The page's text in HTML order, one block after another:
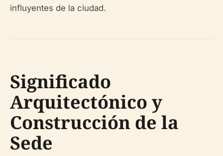
influyentes de la ciudad.
Significado
Arquitectónico y
Construcción de la
Sede